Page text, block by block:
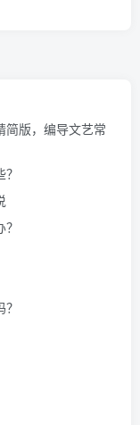
简版，编导文艺常